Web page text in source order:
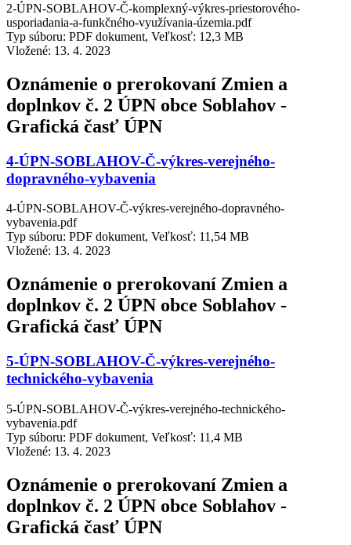
2-ÚPN-SOBLAHOV-Č-komplexný-výkres-priestorového-
usporiadania-a-funkčného-využívania-územia.pdf
Typ súboru: PDF dokument, Veľkosť: 12,3 MB
Vložené: 13. 4. 2023
Oznámenie o prerokovaní Zmien a
doplnkov č. 2 ÚPN obce Soblahov -
Grafická časť ÚPN
4-ÚPN-SOBLAHOV-Č-výkres-verejného-
dopravného-vybavenia
4-ÚPN-SOBLAHOV-Č-výkres-verejného-dopravného-
vybavenia.pdf
Typ súboru: PDF dokument, Veľkosť: 11,54 MB
Vložené: 13. 4. 2023
Oznámenie o prerokovaní Zmien a
doplnkov č. 2 ÚPN obce Soblahov -
Grafická časť ÚPN
5-ÚPN-SOBLAHOV-Č-výkres-verejného-
technického-vybavenia
5-ÚPN-SOBLAHOV-Č-výkres-verejného-technického-
vybavenia.pdf
Typ súboru: PDF dokument, Veľkosť: 11,4 MB
Vložené: 13. 4. 2023
Oznámenie o prerokovaní Zmien a
doplnkov č. 2 ÚPN obce Soblahov -
Grafická časť ÚPN